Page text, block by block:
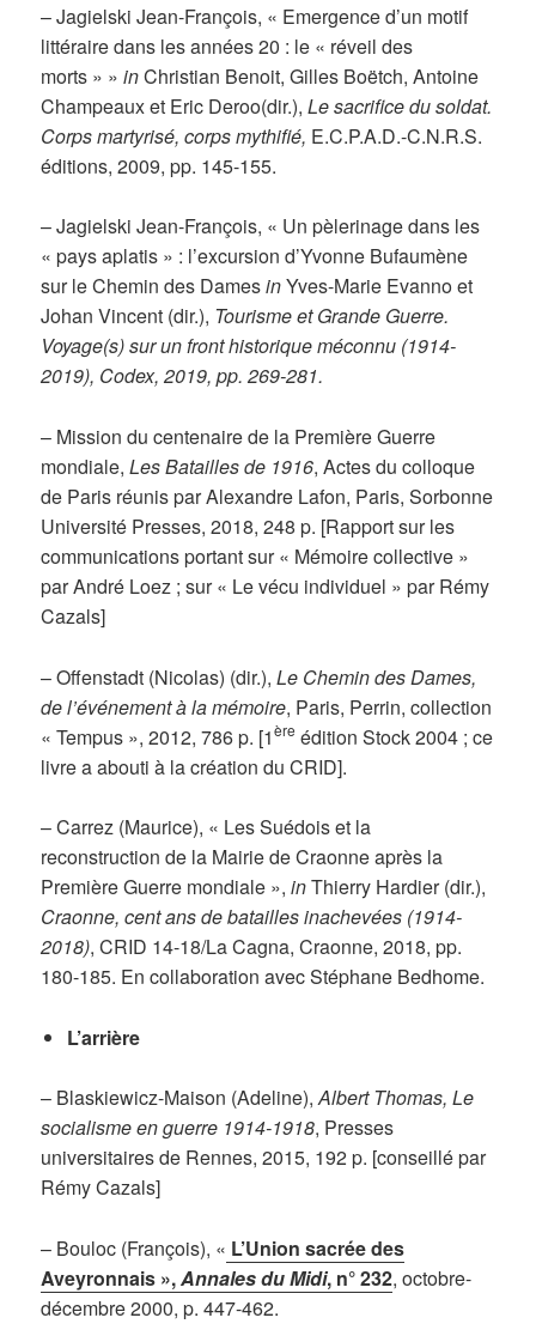
– Jagielski Jean-François, « Emergence d’un motif
littéraire dans les années 20 : le « réveil des
morts » »inChristian Benoit, Gilles Boëtch, Antoine
Champeaux et Eric Deroo(dir.),Le sacrifice du soldat.
Corps martyrisé, corps mythifié, E.C.P.A.D.-C.N.R.S.
éditions, 2009, pp. 145-155.
– Jagielski Jean-François, « Un pèlerinage dans les
« pays aplatis » : l’excursion d’Yvonne Bufaumène
sur le Chemin des DamesinYves-Marie Evanno et
Johan Vincent (dir.), Tourisme et Grande Guerre.
Voyage(s) sur un front historique méconnu (1914-
2019), Codex, 2019, pp. 269-281.
– Mission du centenaire de la Première Guerre
mondiale,Les Batailles de 1916, Actes du colloque
de Paris réunis par Alexandre Lafon, Paris, Sorbonne
Université Presses, 2018, 248 p. [Rapport sur les
communications portant sur « Mémoire collective »
par André Loez ; sur « Le vécu individuel » par Rémy
Cazals]
– Offenstadt (Nicolas) (dir.),Le Chemin des Dames,
de l’événement à la mémoire, Paris, Perrin, collection
« Tempus », 2012, 786 p. [1ère édition Stock 2004 ; ce
livre a abouti à la création du CRID].
– Carrez (Maurice), « Les Suédois et la
reconstruction de la Mairie de Craonne après la
Première Guerre mondiale »,inThierry Hardier (dir.),
Craonne, cent ans de batailles inachevées (1914-
2018), CRID 14-18/La Cagna, Craonne, 2018, pp.
180-185. En collaboration avec Stéphane Bedhome.
L’arrière
– Blaskiewicz-Maison (Adeline),Albert Thomas, Le
socialisme en guerre 1914-1918, Presses
universitaires de Rennes, 2015, 192 p. [conseillé par
Rémy Cazals]
– Bouloc (François), « L’Union sacrée des
Aveyronnais »,Annales du Midi, n° 232, octobre-
décembre 2000, p. 447-462.